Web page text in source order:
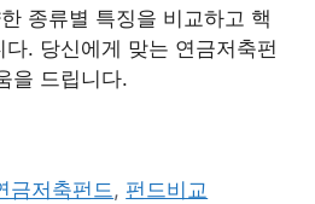
종류별 특징을 비교하고 핵
. 당신에게 맞는 연금저축펀
을 드립니다.
금저축펀드, 펀드비교